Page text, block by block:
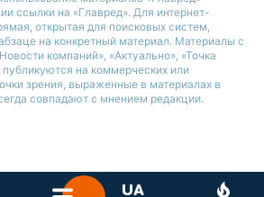
ссылки на «Главред». Для интернет-
открытая для поисковых систем,
на конкретный материал. Материалы с
компаний», «Актуально», «Точка
на коммерческих или
зрения, выраженные в материалах в
совпадают с мнением редакции.